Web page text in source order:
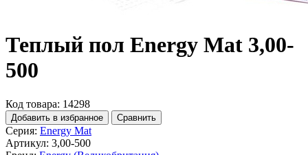
Теплый пол Energy Mat 3,00-
500
Код товара: 14298
Добавить в избранное Сравнить
Серия: Energy Mat
Артикул: 3,00-500